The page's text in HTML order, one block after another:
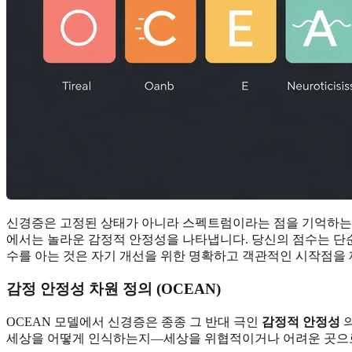
신경증은 고정된 상태가 아니라 스펙트럼이라는 점을 기억하
에서는 놀라운 감정적 안정성을 나타냅니다. 당신의 점수는
수를 아는 것은 자기 개선을 위한 명확하고 객관적인 시작점을
감정 안정성 차원 정의 (OCEAN)
OCEAN 모델에서 신경증은 종종 그 반대 극인 감정적 안정성
세상을 어떻게 인식하는지—세상을 위협적이거나 어려운 곳